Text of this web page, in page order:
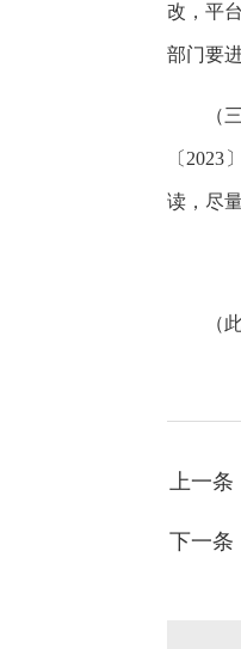
改，平
部门要
（
〔
读，尽
（
上一条
下一条